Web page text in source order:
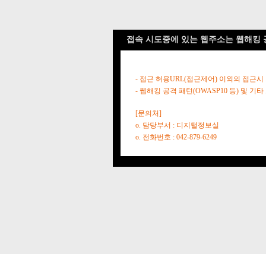
접속 시도중에 있는 웹주소는 웹해킹
- 접근 허용URL(접근제어) 이외의 접근시
- 웹해킹 공격 패턴(OWASP10 등) 및 기
[문의처]
o. 담당부서 : 디지털정보실
o. 전화번호 : 042-879-6249